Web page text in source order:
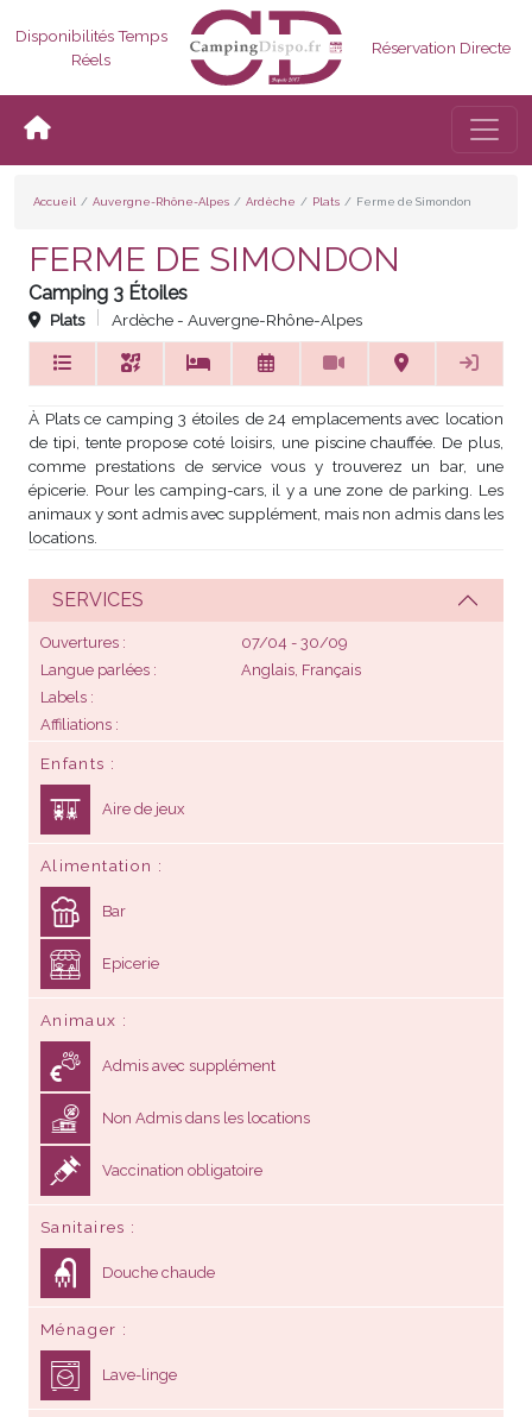
Disponibilités Temps
Réels
Réservation Directe
Accueil Auvergne-Rhône-Alpes Ardèche Plats Ferme de Simondon
FERME DE SIMONDON
Camping 3 Étoiles
Plats Ardèche - Auvergne-Rhône-Alpes
À Plats ce camping 3 étoiles de 24 emplacements avec location
de tipi, tente propose coté loisirs, une piscine chauffée. De plus,
comme prestations de service vous y trouverez un bar, une
épicerie. Pour les camping-cars, il y a une zone de parking. Les
animaux y sont admis avec supplément, mais non admis dans les
locations.
SERVICES
Ouvertures
07/04 - 30/09
Langue parlées
Anglais, Français
Labels
Affiliations
Enfants
Aire de jeux
Alimentation
Bar
Epicerie
Animaux
Admis avec supplément
Non Admis dans les locations
Vaccination obligatoire
Sanitaires
Douche chaude
Ménager
Lave-linge